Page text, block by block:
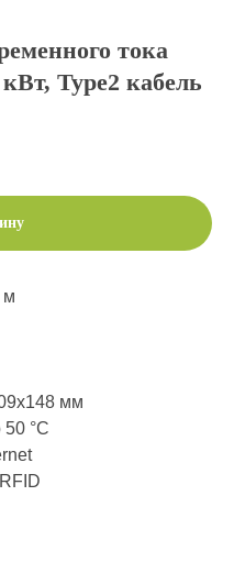
тока
Type2 кабель
м
мм
°C